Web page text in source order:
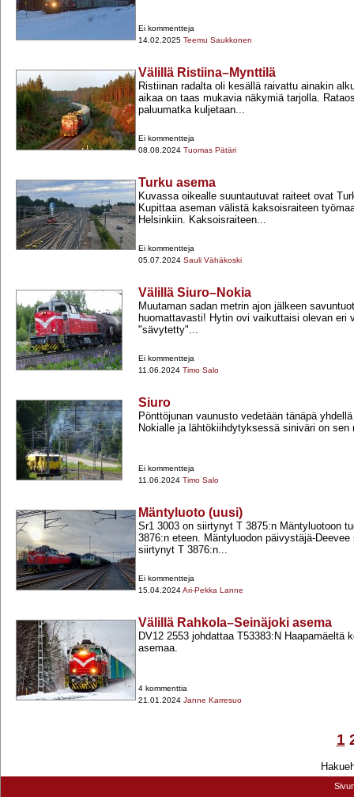
Ei kommentteja
14.02.2025 Teemu Saukkonen
Välillä Ristiina–Mynttilä
Ristiinan radalta oli kesällä raivattu ainakin
aikaa on taas mukavia näkymiä tarjolla.
paluumatka kuljetaan...
Ei kommentteja
08.08.2024 Tuomas Pätäri
Turku asema
Kuvassa oikealle suuntautuvat raiteet ovat
Kupittaa aseman välistä kaksoisraiteen
Helsinkiin. Kaksoisraiteen...
Ei kommentteja
05.07.2024 Sauli Vähäkoski
Välillä Siuro–Nokia
Muutaman sadan metrin ajon jälkeen
huomattavasti! Hytin ovi vaikuttaisi olevan eri
"sävytetty"...
Ei kommentteja
11.06.2024 Timo Salo
Siuro
Pönttöjunan vaunusto vedetään tänäpä
Nokialle ja lähtökiihdytyksessä siniväri on sen
Ei kommentteja
11.06.2024 Timo Salo
Mäntyluoto (uusi)
Sr1 3003 on siirtynyt T 3875:n Mäntyluotoon
3876:n eteen. Mäntyluodon päivystäjä-​Deevee
siirtynyt T 3876:n...
Ei kommentteja
15.04.2024Ari-Pekka Lanne
Välillä Rahkola–Seinäjoki asema
DV12 2553 johdattaa T53383:N Haapamäeltä
asemaa.
4 kommenttia
21.01.2024 Janne Karresuo
1